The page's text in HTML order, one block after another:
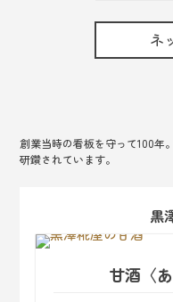
ネ
創業当時の看板を守って100年
研鑽されています。
黒
甘酒〈